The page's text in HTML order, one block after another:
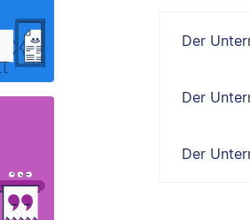
Der
Der
Der